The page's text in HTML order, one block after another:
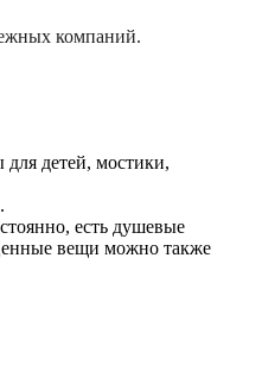
компаний.
для детей, мостики,
есть душевые
вещи можно также